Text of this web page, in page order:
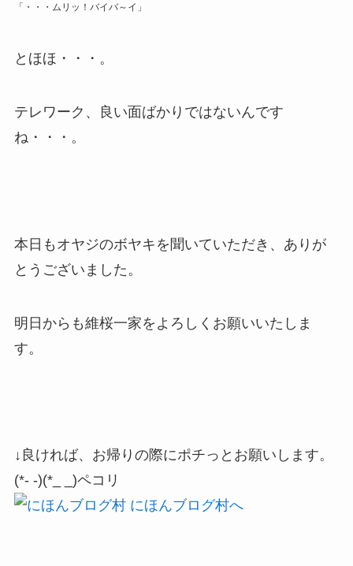
「・・・ムリッ！バイバ～イ」
とほほ・・・。
テレワーク、良い面ばかりではないんです
ね・・・。
本日もオヤジのボヤキを聞いていただき、ありが
とうございました。
明日からも維桜一家をよろしくお願いいたしま
す。
↓良ければ、お帰りの際にポチっとお願いします。
(*- -)(*_ _)ペコリ